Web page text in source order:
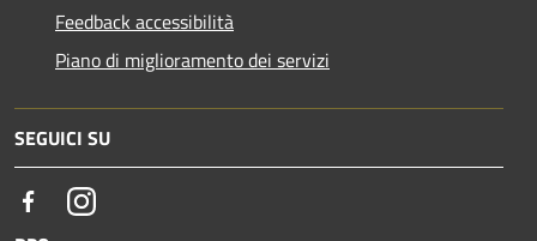
Feedback accessibilità
Piano di miglioramento dei servizi
SEGUICI SU
FacebookInstagram